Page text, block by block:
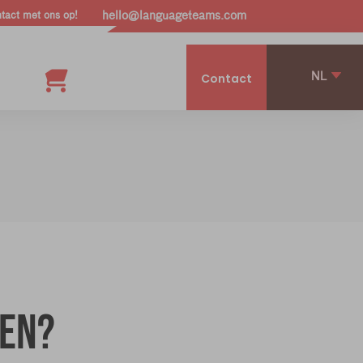
met ons op! hello@languageteams.com
Contact NL